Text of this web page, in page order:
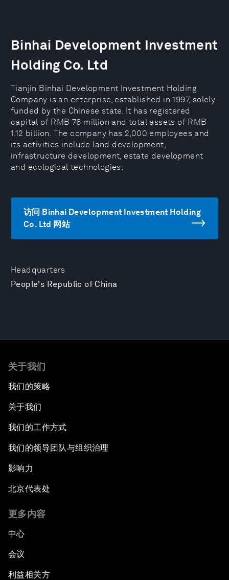
Headquarters
People's Republic of China
Binhai Development Investment
Holding Co. Ltd
Tianjin Binhai Development Investment Holding
Company is an enterprise, established in 1997, solely
funded by the Chinese state. It has registered
capital of RMB 76 million and total assets of RMB
1.12 billion. The company has 2,000 employees and
its activities include land development,
infrastructure development, estate development
and ecological technologies.
访问 Binhai Development Investment Holding
Co. Ltd 网站
关于我们
我们的策略
关于我们
我们的工作方式
我们的领导团队与组织治理
影响力
北京代表处
更多内容
中心
会议
利益相关方